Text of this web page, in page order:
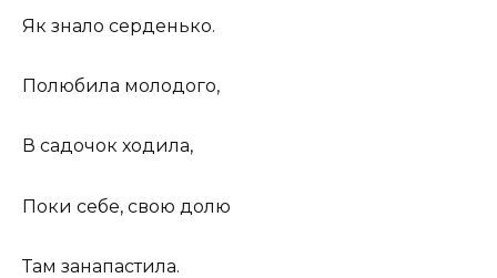
Як знало серденько.
Полюбила молодого,
В садочок ходила,
Поки себе, свою долю
Там занапастила.